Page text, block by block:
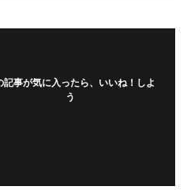
記事が気に入ったら、いいね！しよ
う